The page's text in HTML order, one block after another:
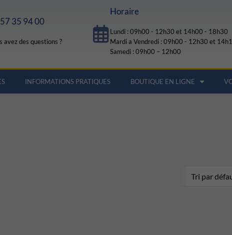
35 94 00
avez des questions ?
Horaire
Lundi : 09h00 - 12h30 et 14h00 - 18h30
Mardi a Vendredi : 09h00 - 12h30 et
Samedi : 09h00 – 12h00
INFORMATIONS PRATIQUES BOUTIQUE EN LIGNE